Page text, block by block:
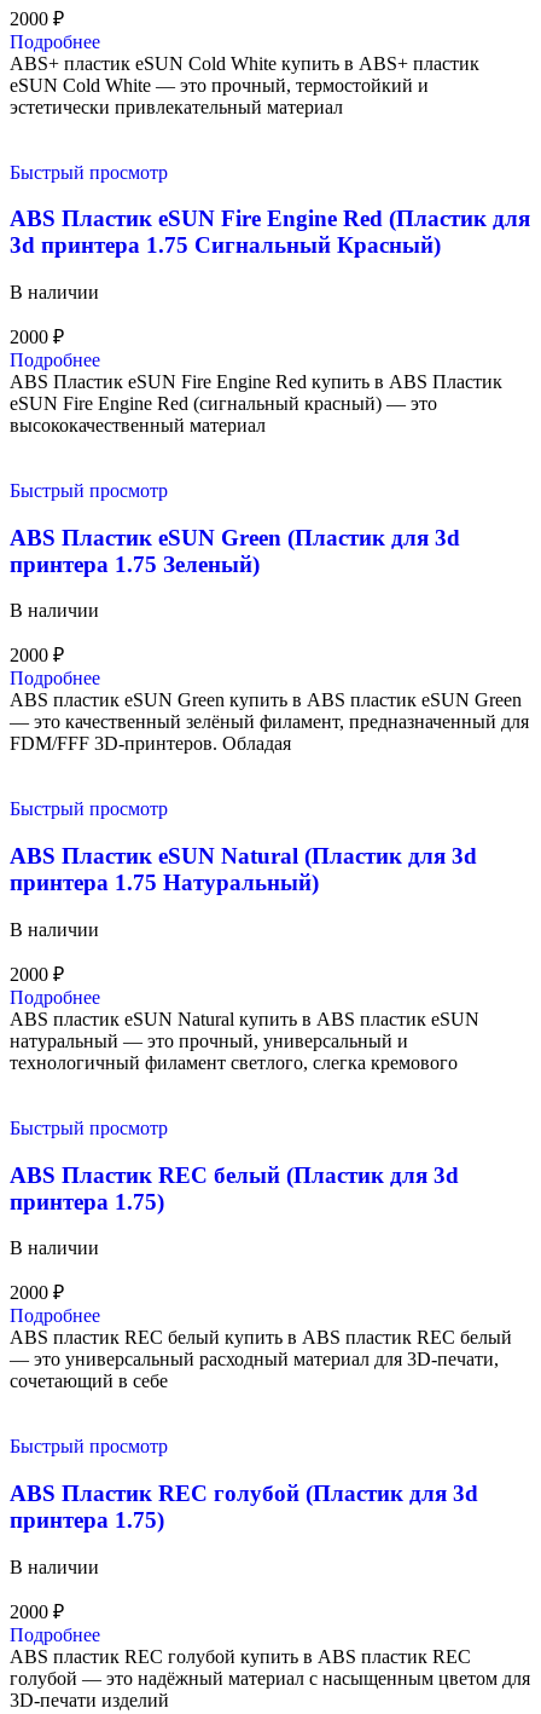
2000 ₽
Подробнее
ABS+ пластик eSUN Cold White купить в ABS+ пластик
eSUN Cold White — это прочный, термостойкий и
эстетически привлекательный материал
Быстрый просмотр
ABS Пластик eSUN Fire Engine Red (Пластик для
3d принтера 1.75 Cигнальный Красный)
В наличии
2000 ₽
Подробнее
ABS Пластик eSUN Fire Engine Red купить в ABS Пластик
eSUN Fire Engine Red (сигнальный красный) — это
высококачественный материал
Быстрый просмотр
ABS Пластик eSUN Green (Пластик для 3d
принтера 1.75 Зеленый)
В наличии
2000 ₽
Подробнее
ABS пластик eSUN Green купить в ABS пластик eSUN Green
— это качественный зелёный филамент, предназначенный для
FDM/FFF 3D-принтеров. Обладая
Быстрый просмотр
ABS Пластик eSUN Natural (Пластик для 3d
принтера 1.75 Натуральный)
В наличии
2000 ₽
Подробнее
ABS пластик eSUN Natural купить в ABS пластик eSUN
натуральный — это прочный, универсальный и
технологичный филамент светлого, слегка кремового
Быстрый просмотр
ABS Пластик REC белый (Пластик для 3d
принтера 1.75)
В наличии
2000 ₽
Подробнее
ABS пластик REC белый купить в ABS пластик REC белый
— это универсальный расходный материал для 3D-печати,
сочетающий в себе
Быстрый просмотр
ABS Пластик REC голубой (Пластик для 3d
принтера 1.75)
В наличии
2000 ₽
Подробнее
ABS пластик REC голубой купить в ABS пластик REC
голубой — это надёжный материал с насыщенным цветом для
3D-печати изделий